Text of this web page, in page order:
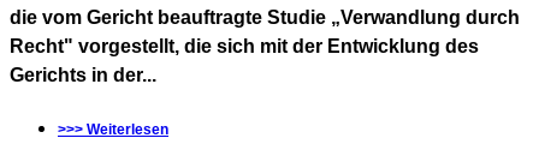
die vom Gericht beauftragte Studie „Verwandlung durch
Recht" vorgestellt, die sich mit der Entwicklung des
Gerichts in der...
>>> Weiterlesen